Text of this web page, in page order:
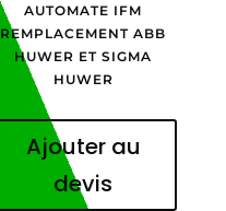
AUTOMATE IFM
REMPLACEMENT ABB
HUWER ET SIGMA
HUWER
Ajouter au
devis